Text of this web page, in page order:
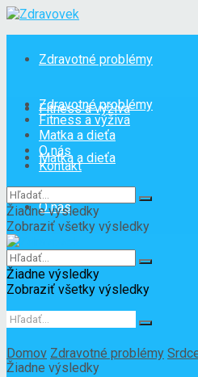
Zdravotné problémy
Fitness a výživa
Matka a dieťa
O nás
Kontakt
Žiadne výsledky
Zdravotné problémy
Fitness a výživa
Matka a dieťa
O nás
Kontakt
Žiadne výsledky
Zobraziť všetky výsledky
Žiadne výsledky
Zobraziť všetky výsledky
Domov Zdravotné problémy